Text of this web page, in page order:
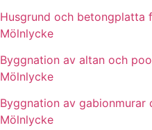
Husgrund och betongplatta
Mölnlycke
Byggnation av altan och
Mölnlycke
Byggnation av gabionmurar
Mölnlycke